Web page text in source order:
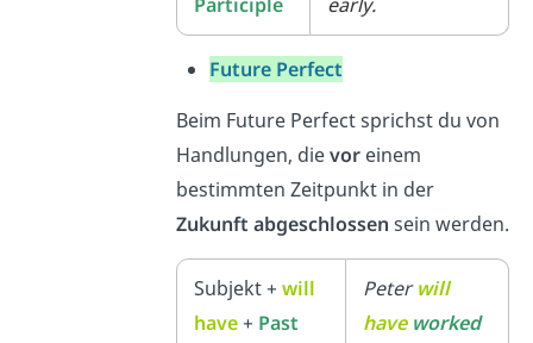
Future Perfect
Beim Future Perfect sprichst du von
Handlungen, dievoreinem
bestimmten Zeitpunkt in der
Zukunft abgeschlossen sein werden.
Subjekt + will
have+ Past
Peterwill
have worked